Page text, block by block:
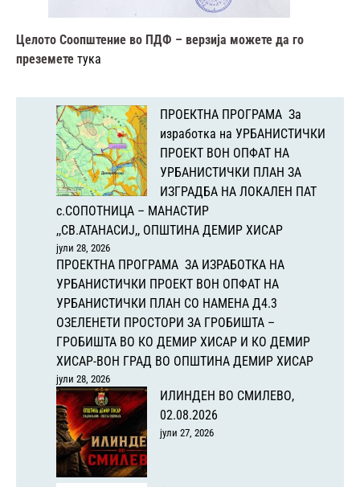
Целото Соопштение во ПДФ – верзија можете да го
преземете тука
ПРОЕКТНА ПРОГРАМА За
изработка на УРБАНИСТИЧКИ
ПРОЕКТ ВОН ОПФАТ НА
УРБАНИСТИЧКИ ПЛАН ЗА
ИЗГРАДБА НА ЛОКАЛЕН ПАТ
с.СОПОТНИЦА – МАНАСТИР
,,СВ.АТАНАСИЈ,, ОПШТИНА ДЕМИР ХИСАР
јули 28, 2026
ПРОЕКТНА ПРОГРАМА ЗА ИЗРАБОТКА НА
УРБАНИСТИЧКИ ПРОЕКТ ВОН ОПФАТ НА
УРБАНИСТИЧКИ ПЛАН СО НАМЕНА Д4.3
ОЗЕЛЕНЕТИ ПРОСТОРИ ЗА ГРОБИШТА –
ГРОБИШТА ВО КО ДЕМИР ХИСАР И КО ДЕМИР
ХИСАР-ВОН ГРАД ВО ОПШТИНА ДЕМИР ХИСАР
јули 28, 2026
ИЛИНДЕН ВО СМИЛЕВО,
02.08.2026
јули 27, 2026